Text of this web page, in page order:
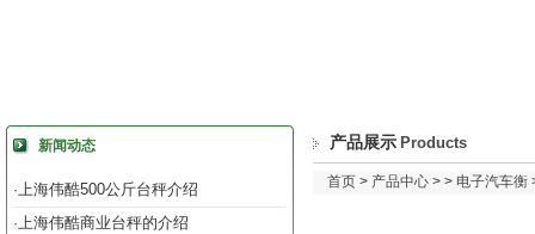
新闻动态
·上海伟酷500公斤台秤介绍
·上海伟酷商业台秤的介绍
产品展示 Products
首页 > 产品中心 > > 电子汽车衡